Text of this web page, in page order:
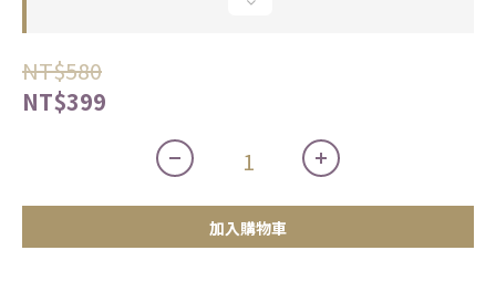
NT$580
NT$399
加入購物車